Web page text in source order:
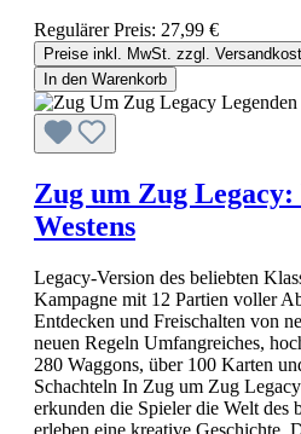
Regulärer Preis: 27,99 €
Preise inkl. MwSt. zzgl.
In den Warenkorb
Zug um Zug Legacy:
Westens
Legacy-Version des beliebten
Kampagne mit 12 Partien voller
Entdecken und Freischalten von
neuen Regeln Umfangreiches,
280 Waggons, über 100 Karten
Schachteln In Zug um Zug
erkunden die Spieler die Welt des
erleben eine kreative Geschichte.